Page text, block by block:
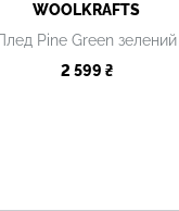
WOOLKRAFTS
Pine Green зелений
2 599 ₴